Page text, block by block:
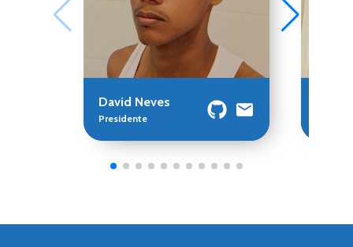
David Neves
Presidente